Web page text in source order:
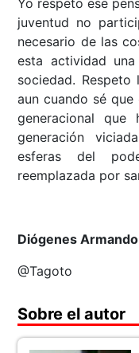
Yo respeto ese
juventud no
necesario de las
esta actividad
sociedad.
aun cuando sé
generacional
generación
esferas del
reemplazada por
Diógenes
@Tagoto
Sobre el autor